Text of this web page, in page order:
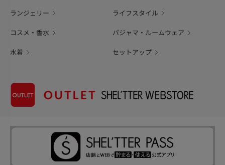
ランジェリー ライフスタイル
コスメ・香水 パジャマ・ルームウェア
水着 セットアップ